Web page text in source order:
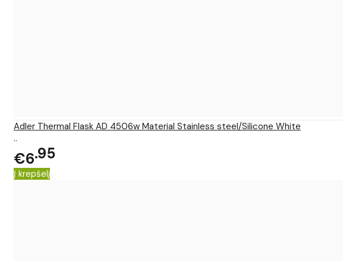
Adler Thermal Flask AD 4506w Material Stainless steel/Silicone White
..
€6 95
Į krepšelį